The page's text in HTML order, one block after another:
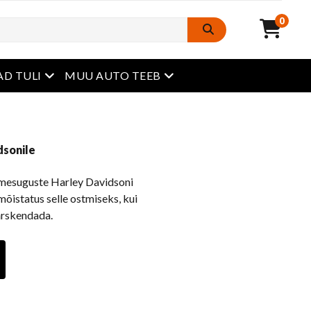
0
TULI avatud menüü
MUU AUTO TEEB avatud menüü
Harley Davidsoni
selle ostmiseks, kui